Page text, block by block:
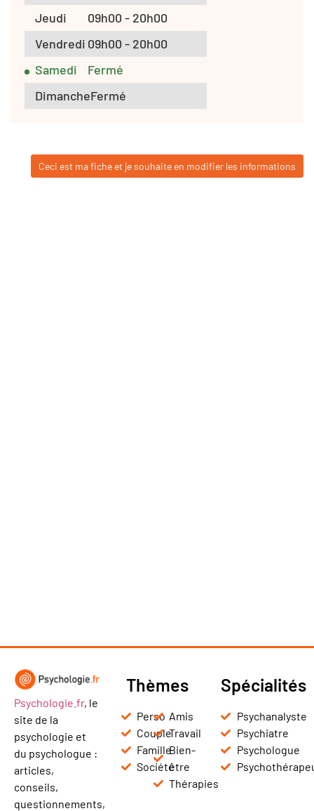
Jeudi
09h00 - 20h00
Vendredi 09h00 - 20h00
Samedi
Fermé
DimancheFermé
Ceci est ma fiche et je souhaite en modifier les informations
Psychologie.fr, le
site de la
psychologie et
du psychologue :
articles,
conseils,
questionnements,
Thèmes
Perso
Couple
Famille
Société
Amis
Travail
Bien-
être
Thérapies
Spécialités
Psychanalyste
Psychiatre
Psychologue